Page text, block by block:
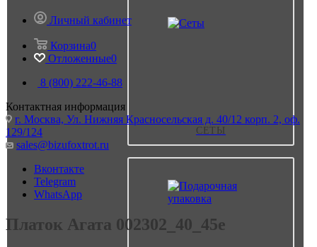
СЕТЫ
Личный кабинет
Корзина0
Отложенные0
8 (800) 222-46-88
Контактная информация
г. Москва, Ул. Нижняя Красносельская д. 40/12 корп. 2, оф.
129/124
sales@bizufoxtrot.ru
Вконтакте
Telegram
WhatsApp
Платок Агата 002302_40_45e